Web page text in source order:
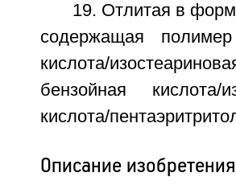
19. Отлитая в
содержащая полимер
кислота/
бензойная кислота/
кислота/
Описание